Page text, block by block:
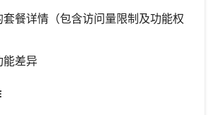
餐详情（包含访问量限制及功能权
能差异